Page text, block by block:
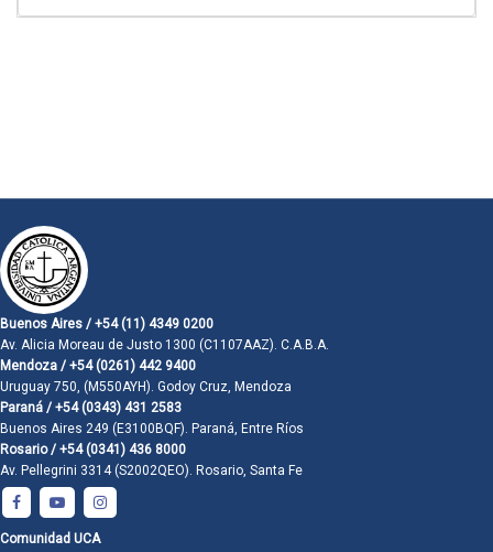
Buenos Aires / +54 (11) 4349 0200
Av. Alicia Moreau de Justo 1300 (C1107AAZ). C.A.B.A.
Mendoza / +54 (0261) 442 9400
Uruguay 750, (M550AYH). Godoy Cruz, Mendoza
Paraná / +54 (0343) 431 2583
Buenos Aires 249 (E3100BQF). Paraná, Entre Ríos
Rosario / +54 (0341) 436 8000
Av. Pellegrini 3314 (S2002QEO). Rosario, Santa Fe
Comunidad UCA